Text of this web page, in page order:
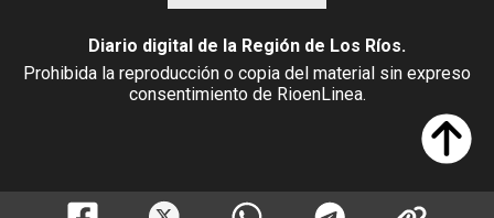
Diario digital de la Región de Los Ríos.
Prohibida la reproducción o copia del material sin expreso
consentimiento de RioenLinea.